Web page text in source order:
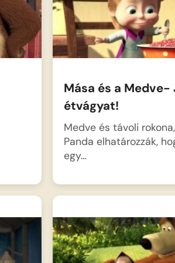
Mása és a Medve-
étvágyat!
Medve és távoli
Panda elhatározzák,
egy…